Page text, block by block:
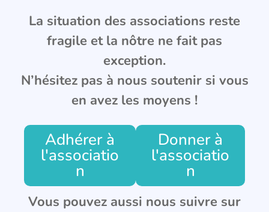
La situation des associations reste
fragile et la nôtre ne fait pas
exception.
N’hésitez pas à nous soutenir si vous
en avez les moyens !
Adhérer à
l'associatio
n
Donner à
l'associatio
n
Vous pouvez aussi nous suivre sur